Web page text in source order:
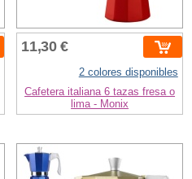
11,30 €
2 colores disponibles
Cafetera italiana 6 tazas fresa o
lima - Monix